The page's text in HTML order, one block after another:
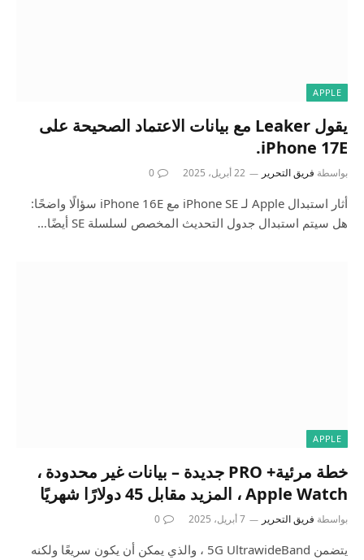
APPLE
يقول Leaker مع بيانات الاعتماد الصحيحة على
iPhone 17E.
بواسطة فريق التحرير 22 أبريل، 2025 0
أثار استبدال Apple لـ iPhone SE مع iPhone 16E سؤالًا واضحًا:
هل سيتم استبدال جدول التحديث المخصص لسلسلة SE أيضًا…
APPLE
خطة مرئية+ PRO جديدة – بيانات غير محدودة ،
Apple Watch ، المزيد مقابل 45 دولارًا شهريًا
بواسطة فريق التحرير 7 أبريل، 2025 0
يتضمن 5G UltrawideBand ، والذي يمكن أن يكون سريعًا ولكنه